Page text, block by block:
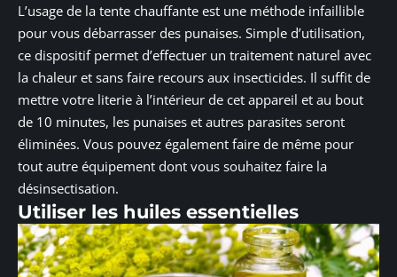
L’usage de la tente chauffante est une méthode infaillible
pour vous débarrasser des punaises. Simple d’utilisation,
ce dispositif permet d’effectuer un traitement naturel avec
la chaleur et sans faire recours aux insecticides. Il suffit de
mettre votre literie à l’intérieur de cet appareil et au bout
de 10 minutes, les punaises et autres parasites seront
éliminées. Vous pouvez également faire de même pour
tout autre équipement dont vous souhaitez faire la
désinsectisation.
Utiliser les huiles essentielles